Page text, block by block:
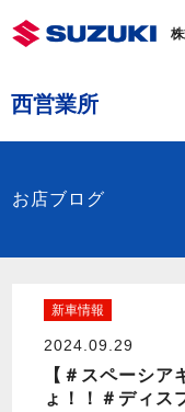
西営業所
お店ブログ
新車情報
2024.09.29
【＃スペーシア
ょ！！＃ディス